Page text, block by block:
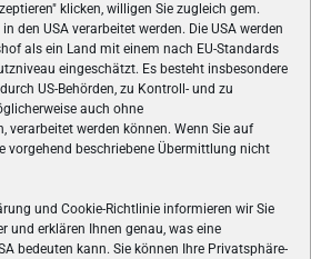
klicken, willigen Sie zugleich gem.
in den USA verarbeitet werden. Die USA werden
als ein Land mit einem nach EU-Standards
eingeschätzt. Es besteht insbesondere
US-Behörden, zu Kontroll- und zu
auch ohne
verarbeitet werden können. Wenn Sie auf
vorgehend beschriebene Übermittlung nicht
und Cookie-Richtlinie informieren wir Sie
und erklären Ihnen genau, was eine
bedeuten kann. Sie können Ihre Privatsphäre-
ÜBER UNS
Gamers.at ist das älteste Online-
und bringt täglich aktuelle News,
PC- und Konsolenspielen, Gaming-
aus der Welt des e-Sport's.
FOLGE UNS